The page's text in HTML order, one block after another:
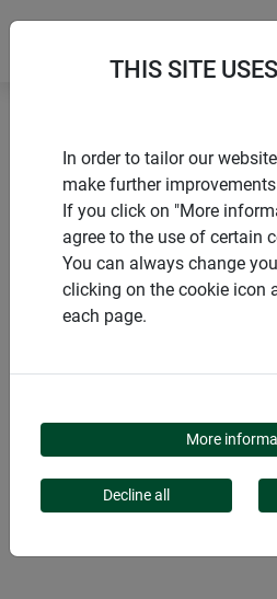
Accueil
Produits de Windhager
Jardins
Hivernage
Protection d'hivernage pour
CATÉGORIE DE
ROSES
THIS SITE
In order to tailor our
make further
If you click on "More
agree to the use of certain
You can always change
clicking on the cookie icon
each page.
More
Decline all